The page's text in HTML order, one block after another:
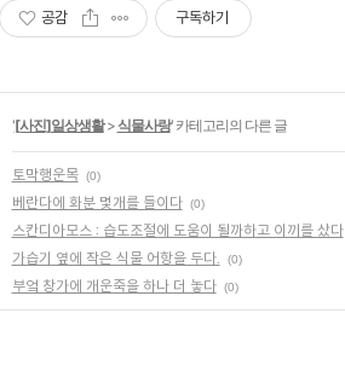
공감 구독하기
'[사진]일상생활> 식물사랑' 카테고리의 다른 글
토막행운목 (0)
베란다에 화분 몇개를 들이다 (0)
스칸디아모스 : 습도조절에 도움이 될까하고 이끼를 샀다
가습기 옆에 작은 식물 어항을 두다. (0)
부엌 창가에 개운죽을 하나 더 놓다 (0)